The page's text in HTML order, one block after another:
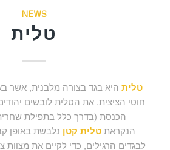
NEWS
טלית
טלית היא בגד בצורה מלבנית, אשר
חוטי הציצית. את הטלית לובשים
הכנסת (בדרך כלל בתפילת
הנקראתטלית קטן נלבשת באופן
לבגדים הרגילים, כדי לקיים את מצוות